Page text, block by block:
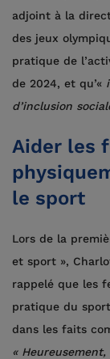
adjoint à la
des jeux
pratique de
de 2024, et qu’«
d’inclusion
Aider les
le sport
Lors de la
et sport »,
rappelé que les
pratique du
dans les faits
«